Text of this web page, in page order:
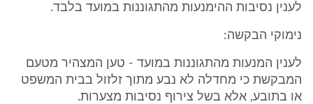
לענין נסיבות ההימנעות מהתגוננות במועד בלבד.
נימוקי הבקשה:
לענין המנעות מהתגוננות במועד - טען המצהיר מטעם
המבקשת כי מחדלה לא נבע מתוך זלזול בבית המשפט
או בתובע, אלא בשל צירוף נסיבות מצערות.